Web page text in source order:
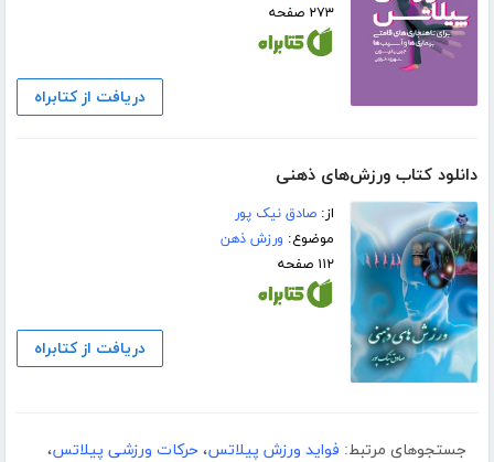
۲۷۳ صفحه
دریافت از کتابراه
دانلود کتاب ورزش‌های ذهنی
از:صادق نیک پور
موضوع: ورزش ذهن
۱۱۲ صفحه
دریافت از کتابراه
جستجوهای مرتبط: فواید ورزش پیلاتس، حرکات ورزشی پیلاتس،